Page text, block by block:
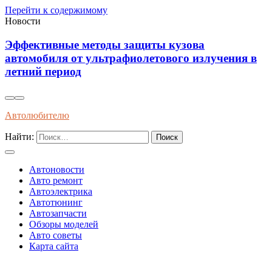
Перейти к содержимому
Новости
Как распознать оригинальные запчасти по
упаковке и сертификатам качества
Автолюбителю
Найти:
Автоновости
Авто ремонт
Автоэлектрика
Автотюнинг
Автозапчасти
Обзоры моделей
Авто советы
Карта сайта